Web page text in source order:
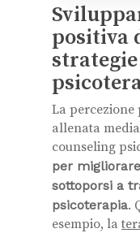
positiva
La percezione
allenata
counseling
per
sottoporsi a
psicoterapia.
esempio, la